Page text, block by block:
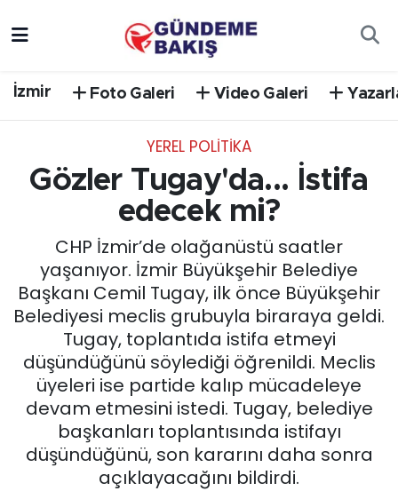
İzmir Foto Galeri Video Galeri
YEREL POLİTİKA
Gözler Tugay'da... İstifa
edecek mi?
CHP İzmir’de olağanüstü saatler
yaşanıyor. İzmir Büyükşehir Belediye
Başkanı Cemil Tugay, ilk önce Büyükşehir
Belediyesi meclis grubuyla biraraya geldi.
Tugay, toplantıda istifa etmeyi
düşündüğünü söylediği öğrenildi. Meclis
üyeleri ise partide kalıp mücadeleye
devam etmesini istedi. Tugay, belediye
başkanları toplantısında istifayı
düşündüğünü, son kararını daha sonra
açıklayacağını bildirdi.
EĞİTİM
EKONOMİ
English News
GÜNCEL
KÜLTÜR SANAT
MAGAZİN
Trafik Durumu
Süper Lig Puan Durumu ve Fikstür
Tüm Manşetler
Son Dakika Haberleri
Haber Arşivi